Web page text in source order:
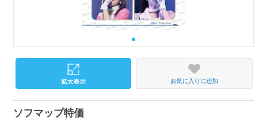
お気に入りに追加
ソフマップ特価